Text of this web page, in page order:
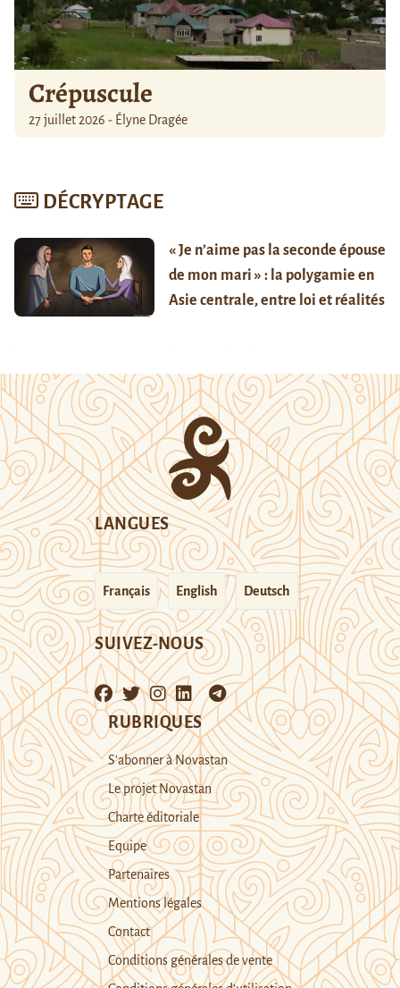
Crépuscule
27 juillet 2026 - Élyne Dragée
DÉCRYPTAGE
« Je n’aime pas la seconde épouse
de mon mari » : la polygamie en
Asie centrale, entre loi et réalités
LANGUES
Français English Deutsch
SUIVEZ-NOUS
RUBRIQUES
S’abonner à Novastan
Le projet Novastan
Charte éditoriale
Equipe
Partenaires
Mentions légales
Contact
Conditions générales de vente